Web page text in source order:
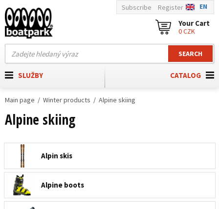
SEARCH
Subscribe Register EN
Your Cart
0 CZK
CATALOG
SLUŽBY
Main page Winter products Alpine skiing
Alpine skiing
Alpin skis
Alpine boots